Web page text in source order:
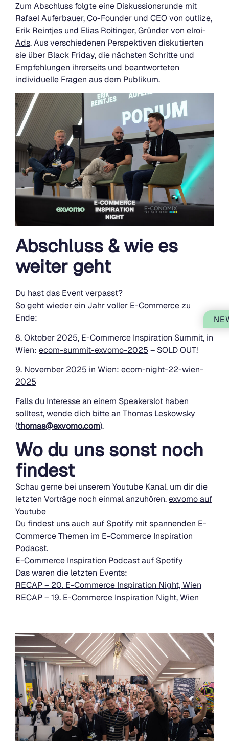
Zum Abschluss folgte eine Diskussionsrunde mit
Rafael Auferbauer, Co-Founder und CEO von outlize,
Erik Reintjes und Elias Roitinger, Gründer von elroi-
Ads. Aus verschiedenen Perspektiven diskutierten
sie über Black Friday, die nächsten Schritte und
Empfehlungen ihrerseits und beantworteten
individuelle Fragen aus dem Publikum.
Abschluss & wie es
weiter geht
Du hast das Event verpasst?
So geht wieder ein Jahr voller E-Commerce zu
Ende:
8. Oktober 2025, E-Commerce Inspiration Summit, in
Wien: ecom-summit-exvomo-2025 – SOLD OUT!
9. November 2025 in Wien: ecom-night-22-wien-
2025
Falls du Interesse an einem Speakerslot haben
solltest, wende dich bitte an Thomas Leskowsky
(thomas@exvomo.com).
Wo du uns sonst noch
findest
Schau gerne bei unserem Youtube Kanal, um dir die
letzten Vorträge noch einmal anzuhören.exvomo auf
Youtube
Du findest uns auch auf Spotify mit spannenden E-
Commerce Themen im E-Commerce Inspiration
Podacst.
E-Commerce Inspiration Podcast auf Spotify
Das waren die letzten Events:
RECAP – 20. E-Commerce Inspiration Night, Wien
RECAP – 19. E-Commerce Inspiration Night, Wien